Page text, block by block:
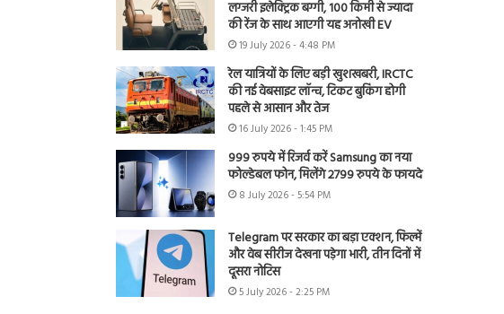
लग्जरी इलेक्ट्रिक बग्गी, 100 किमी से ज्यादा
की रेंज के साथ आएगी यह अनोखी EV
19 July 2026 - 4:48 PM
रेल यात्रियों के लिए बड़ी खुशखबरी, IRCTC
की नई वेबसाइट लॉन्च, टिकट बुकिंग होगी
पहले से आसान और तेज
16 July 2026 - 1:45 PM
999 रुपये में रिजर्व करें Samsung का नया
फोल्डेबल फोन, मिलेंगे 2799 रुपये के फायदे
8 July 2026 - 5:54 PM
Telegram पर सरकार का बड़ा एक्शन, फिल्में
और वेब सीरीज देखना पड़ेगा भारी, तीन दिनों में
दूसरा नोटिस
5 July 2026 - 2:25 PM